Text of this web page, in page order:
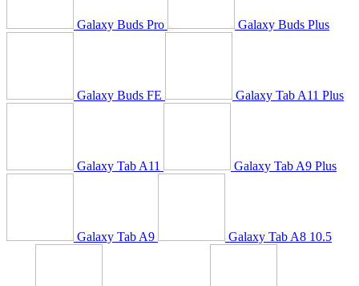
Galaxy Buds Pro Galaxy Buds Plus
Galaxy Buds FE Galaxy Tab A11 Plus
Galaxy Tab A11 Galaxy Tab A9 Plus
Galaxy Tab A9 Galaxy Tab A8 10.5